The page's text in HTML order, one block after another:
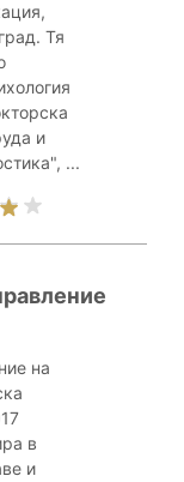
Тя
и
...
на
в
и